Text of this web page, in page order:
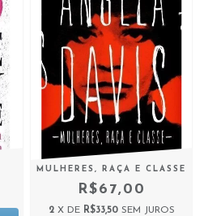
MULHERES, RAÇA E CLASSE
R$67,00
2 X DE R$33,50 SEM JUROS